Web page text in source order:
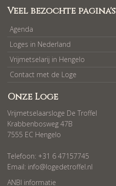
Veel bezochte pagina's
Agenda
Loges in Nederland
Vrijmetselarij in Hengelo
Contact met de Loge
Onze Loge
Vrijmetselaarsloge De Troffel
Krabbenbosweg 47B
7555 EC Hengelo
Telefoon: +31 6 47157745
Email: info@logedetroffel.nl
ANBI informatie